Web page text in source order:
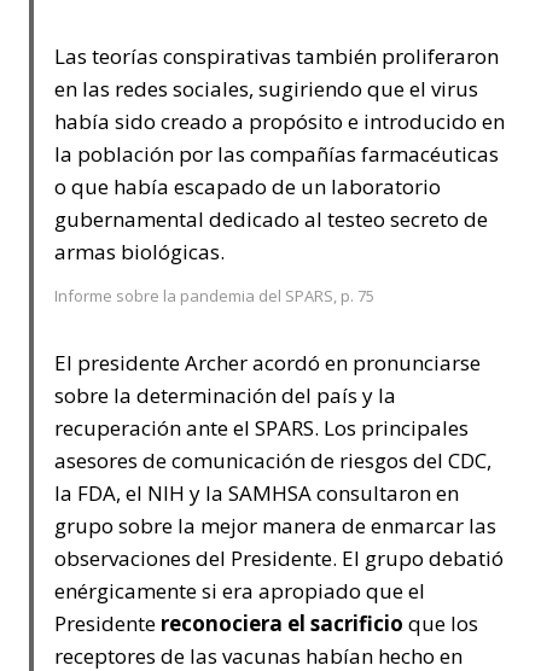
Las teorías conspirativas también proliferaron
en las redes sociales, sugiriendo que el virus
había sido creado a propósito e introducido en
la población por las compañías farmacéuticas
o que había escapado de un laboratorio
gubernamental dedicado al testeo secreto de
armas biológicas.
Informe sobre la pandemia del SPARS, p. 75
El presidente Archer acordó en pronunciarse
sobre la determinación del país y la
recuperación ante el SPARS. Los principales
asesores de comunicación de riesgos del CDC,
la FDA, el NIH y la SAMHSA consultaron en
grupo sobre la mejor manera de enmarcar las
observaciones del Presidente. El grupo debatió
enérgicamente si era apropiado que el
Presidente reconociera el sacrificio que los
receptores de las vacunas habían hecho en